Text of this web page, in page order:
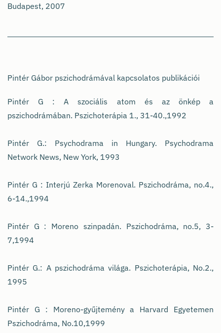
Budapest, 2007
Pintér Gábor pszichodrámával kapcsolatos publikációi
Pintér G : A szociális atom és az önkép a
pszichodrámában. Pszichoterápia 1., 31-40.,1992
Pintér G.: Psychodrama in Hungary. Psychodrama
Network News, New York, 1993
Pintér G : Interjú Zerka Morenoval. Pszichodráma, no.4.,
6-14.,1994
Pintér G : Moreno szinpadán. Pszichodráma, no.5, 3-
7,1994
Pintér G.: A pszichodráma világa. Pszichoterápia, No.2.,
1995
Pintér G : Moreno-gyűjtemény a Harvard Egyetemen
Pszichodráma, No.10,1999